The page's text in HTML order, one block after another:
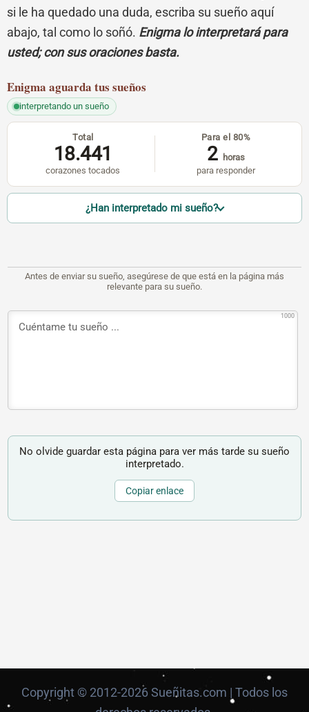
si le ha quedado una duda, escriba su sueño aquí
abajo, tal como lo soñó. Enigma lo interpretará para
usted; con sus oraciones basta.
Enigma aguarda tus sueños
interpretando un sueño
Total
18.441
corazones tocados
Para el 80%
2 horas
para responder
¿Han interpretado mi sueño?
Antes de enviar su sueño, asegúrese de que está en la página más
relevante para su sueño.
1000
No olvide guardar esta página para ver más tarde su sueño
interpretado.
Copiar enlace
Copyright © 2012-2026 Sueñitas.com | Todos los